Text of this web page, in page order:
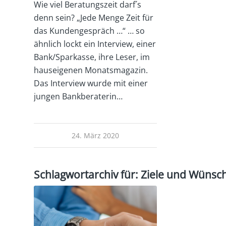
Wie viel Beratungszeit darf´s
denn sein? „Jede Menge Zeit für
das Kundengespräch …“ … so
ähnlich lockt ein Interview, einer
Bank/Sparkasse, ihre Leser, im
hauseigenen Monatsmagazin.
Das Interview wurde mit einer
jungen Bankberaterin…
24. März 2020
Schlagwortarchiv für: Ziele und